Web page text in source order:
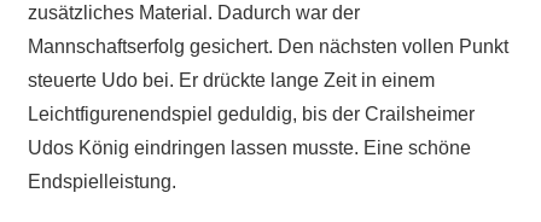
zusätzliches Material. Dadurch war der
Mannschaftserfolg gesichert. Den nächsten vollen Punkt
steuerte Udo bei. Er drückte lange Zeit in einem
Leichtfigurenendspiel geduldig, bis der Crailsheimer
Udos König eindringen lassen musste. Eine schöne
Endspielleistung.